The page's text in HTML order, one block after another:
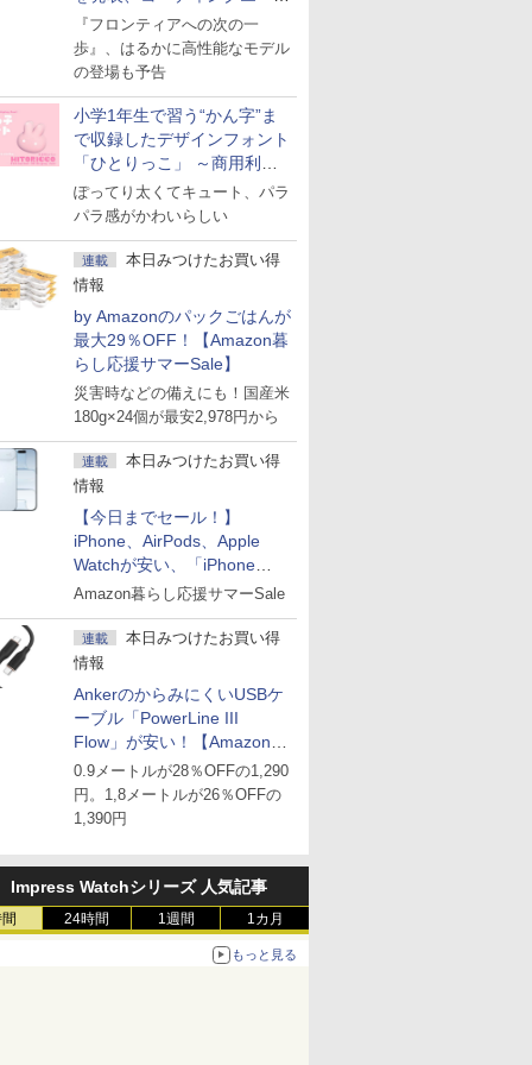
ェント「Muse Code」も
『フロンティアへの次の一
歩』、はるかに高性能なモデル
の登場も予告
小学1年生で習う“かん字”ま
で収録したデザインフォント
「ひとりっこ」 ～商用利用
OK
ぽってり太くてキュート、パラ
パラ感がかわいらしい
連載
本日みつけたお買い得
情報
by Amazonのパックごはんが
最大29％OFF！【Amazon暮
らし応援サマーSale】
災害時などの備えにも！国産米
180g×24個が最安2,978円から
連載
本日みつけたお買い得
情報
【今日までセール！】
iPhone、AirPods、Apple
Watchが安い、「iPhone
Air」256GB版が139,800円な
Amazon暮らし応援サマーSale
連載
本日みつけたお買い得
情報
AnkerのからみにくいUSBケ
ーブル「PowerLine III
Flow」が安い！【Amazon暮
らし応援サマーSale】
0.9メートルが28％OFFの1,290
円。1,8メートルが26％OFFの
1,390円
Impress Watchシリーズ 人気記事
24時間 1週間 1カ月
もっと見る